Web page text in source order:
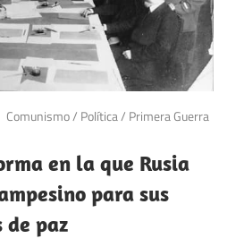
Comunismo/ Política/ Primera Guerra
en la que Rusia
para sus
de paz